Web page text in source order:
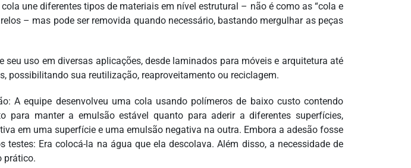
une diferentes tipos de materiais em nível estrutural – não é como as “cola e
– mas pode ser removida quando necessário, bastando mergulhar as peças
seu uso em diversas aplicações, desde laminados para móveis e arquitetura até
possibilitando sua reutilização, reaproveitamento ou reciclagem.
A equipe desenvolveu uma cola usando polímeros de baixo custo contendo
para manter a emulsão estável quanto para aderir a diferentes superfícies,
em uma superfície e uma emulsão negativa na outra. Embora a adesão fosse
testes: Era colocá-la na água que ela descolava. Além disso, a necessidade de
prático.